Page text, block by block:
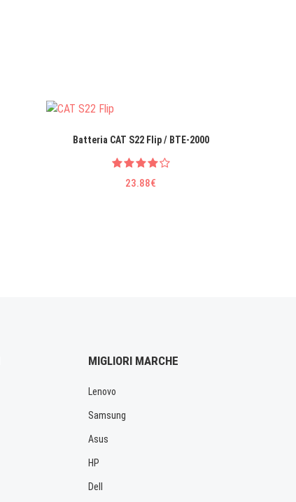
Batteria CAT S22 Flip / BTE-2000
23.88€
MIGLIORI MARCHE
Lenovo
Samsung
Asus
HP
Dell